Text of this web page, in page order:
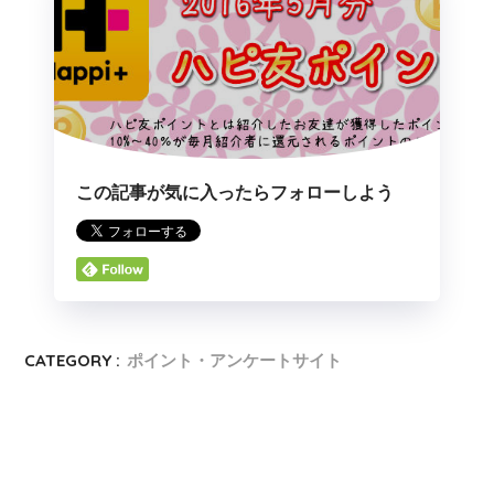
この記事が気に入ったらフォローしよう
CATEGORY : ポイント・アンケートサイト